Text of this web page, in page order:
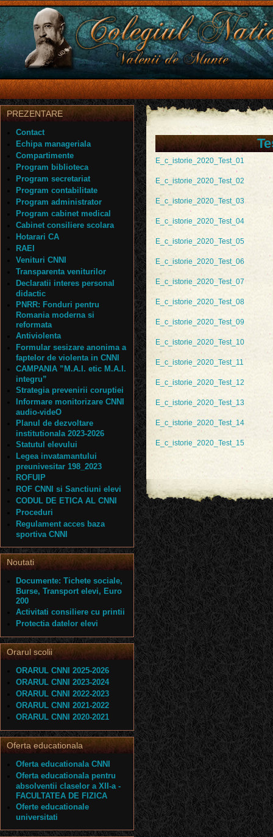
E_c_istorie_2020_Test_01
E_c_istorie_2020_Test_02
E_c_istorie_2020_Test_03
E_c_istorie_2020_Test_04
E_c_istorie_2020_Test_05
E_c_istorie_2020_Test_06
E_c_istorie_2020_Test_07
E_c_istorie_2020_Test_08
E_c_istorie_2020_Test_09
E_c_istorie_2020_Test_10
E_c_istorie_2020_Test_11
E_c_istorie_2020_Test_12
E_c_istorie_2020_Test_13
E_c_istorie_2020_Test_14
E_c_istorie_2020_Test_15
PREZENTARE
Contact
Echipa manageriala
Compartimente
Program biblioteca
Program secretariat
Program contabilitate
Program administrator
Program cabinet medical
Cabinet consiliere scolara
Hotarari CA
RAEI
Venituri CNNI
Transparenta veniturilor
Declaratii interes personal
didactic
PNRR: Fonduri pentru
Romania moderna si
reformata
Antiviolenta
Formular sesizare anonima a
faptelor de violenta in CNNI
CAMPANIA ”M.A.I. etic M.A.I.
integru”
Strategia prevenirii coruptiei
Informare monitorizare CNNI
audio-videO
Planul de dezvoltare
institutionala 2023-2026
Statutul elevului
Legea invatamantului
preunivesitar 198_2023
ROFUIP
ROF CNNI si Sanctiuni elevi
CODUL DE ETICA AL CNNI
Proceduri
Regulament acces baza
sportiva CNNI
Noutati
Documente: Tichete sociale,
Burse, Transport elevi, Euro
200
Activitati consiliere cu printii
Protectia datelor elevi
Orarul scolii
ORARUL CNNI 2025-2026
ORARUL CNNI 2023-2024
ORARUL CNNI 2022-2023
ORARUL CNNI 2021-2022
ORARUL CNNI 2020-2021
Oferta educationala
Oferta educationala CNNI
Oferta educationala pentru
absolventii claselor a XII-a -
FACULTATEA DE FIZICA
Oferte educationale
universitati